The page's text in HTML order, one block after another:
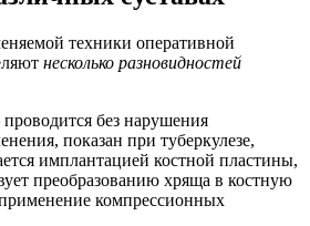
техники оперативной
несколько разновидностей
без нарушения
показан при туберкулезе,
имплантацией костной пластины,
преобразованию хряща в костную
компрессионных